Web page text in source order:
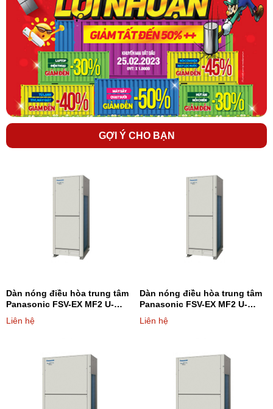
Do điều hòa trung tâmlà sản phẩm đặc thù, cần phải xin giá từ
hãng để có giá tốt nhất cho dự án. Vì thế, chủ đầu tư, nhà thầu vui
lòng liên hệ tới hotline 091 6332 988- 091 2262 305- 094 7853 003
để được hỗ trợ tư vấn, thiết kế hoàn toàn MIỄN PHÍ và báo giá
nhanh nhất.
Qúy khách có thể tham khảo thêm các dòng điều hòa trung
tâm được phân phối bởi Điện máy 247 trực tiếp
trên website:dienmayonline247.com-lapdieuhoa.vn
GỢI Ý CHO BẠN
Dàn nóng điều hòa trung tâm
Panasonic FSV-EX MF2 U-
8ME2H7 8HP - Loại 2 chiều
Liên hệ
Dàn nóng điều hòa trung tâm
Panasonic FSV-EX MF2 U-
10ME2H7 10HP - Loại 2 chiều
Liên hệ